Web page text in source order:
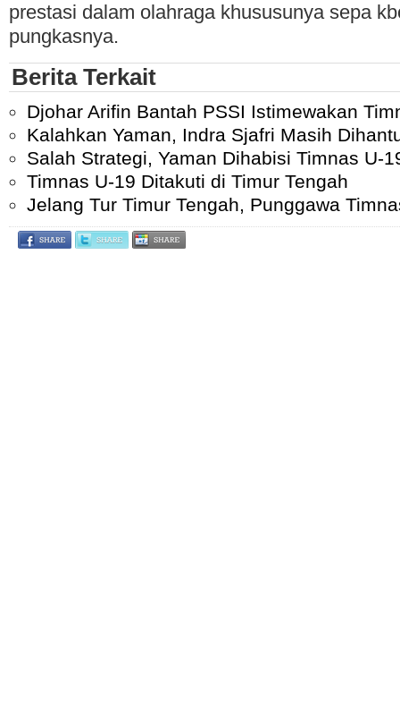
prestasi dalam olahraga khususunya sepa
pungkasnya.
Berita Terkait
Djohar Arifin Bantah PSSI Istimewakan
Kalahkan Yaman, Indra Sjafri Masih
Salah Strategi, Yaman Dihabisi Timnas U-
Timnas U-19 Ditakuti di Timur Tengah
Jelang Tur Timur Tengah, Punggawa